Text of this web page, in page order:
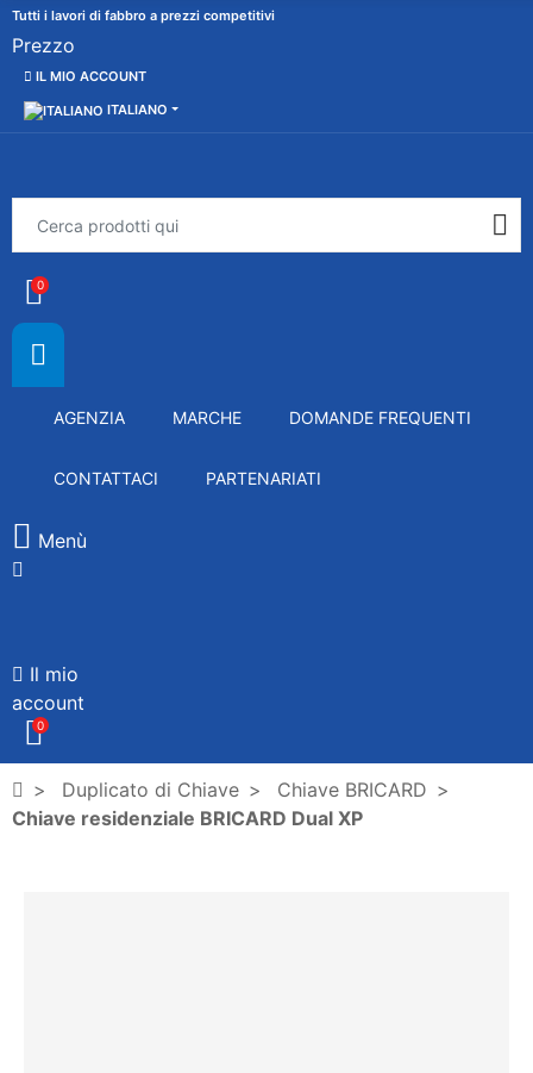
Tutti i lavori di fabbro a prezzi competitivi
Prezzo
IL MIO ACCOUNT
ITALIANO
0
AGENZIA MARCHE DOMANDE FREQUENTI
CONTATTACI PARTENARIATI
Menù
Il mio
account
0
Duplicato di Chiave
Chiave BRICARD
Chiave residenziale BRICARD Dual XP